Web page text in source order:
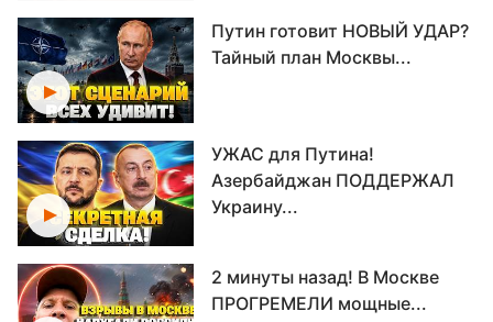
Путин готовит НОВЫЙ УДАР?
Тайный план Москвы...
УЖАС для Путина!
Азербайджан ПОДДЕРЖАЛ
Украину...
2 минуты назад! В Москве
ПРОГРЕМЕЛИ мощные...